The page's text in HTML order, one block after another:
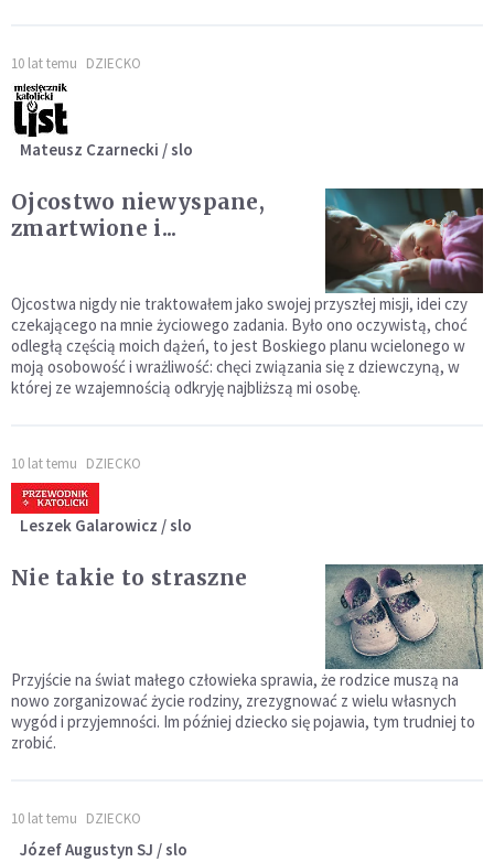
10 lat temu DZIECKO
Mateusz Czarnecki / slo
Ojcostwo niewyspane,
zmartwione i...
Ojcostwa nigdy nie traktowałem jako swojej przyszłej misji, idei czy
czekającego na mnie życiowego zadania. Było ono oczywistą, choć
odległą częścią moich dążeń, to jest Boskiego planu wcielonego w
moją osobowość i wrażliwość: chęci związania się z dziewczyną, w
której ze wzajemnością odkryję najbliższą mi osobę.
10 lat temu DZIECKO
Leszek Galarowicz / slo
Nie takie to straszne
Przyjście na świat małego człowieka sprawia, że rodzice muszą na
nowo zorganizować życie rodziny, zrezygnować z wielu własnych
wygód i przyjemności. Im później dziecko się pojawia, tym trudniej to
zrobić.
10 lat temu DZIECKO
Józef Augustyn SJ / slo